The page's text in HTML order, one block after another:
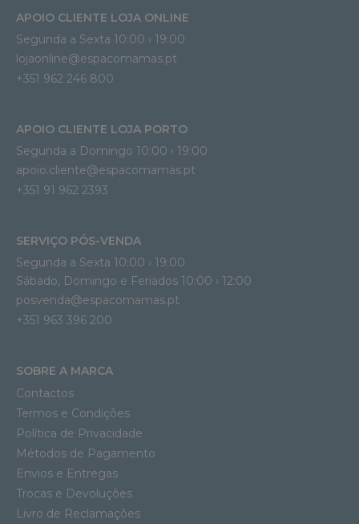
APOIO CLIENTE LOJA ONLINE
Segunda a Sexta 10:00 › 19:00
lojaonline@espacomamas.pt
+351 962 246 800
APOIO CLIENTE LOJA PORTO
Segunda a Domingo 10:00 › 19:00
apoio.cliente@espacomamas.pt
+351 91 962 2393
SERVIÇO PÓS-VENDA
Segunda a Sexta 10:00 › 19:00
Sábado, Domingo e Feriados 10:00 › 12:00
posvenda@espacomamas.pt
+351 963 396 200
SOBRE A MARCA
Contactos
Termos e Condições
Política de Privacidade
Métodos de Pagamento
Envios e Entregas
Trocas e Devoluções
Livro de Reclamações